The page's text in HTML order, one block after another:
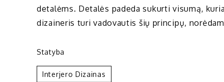
detalėms. Detalės padeda sukurti visumą,
dizaineris turi vadovautis šių principų,
Statyba
Interjero Dizainas